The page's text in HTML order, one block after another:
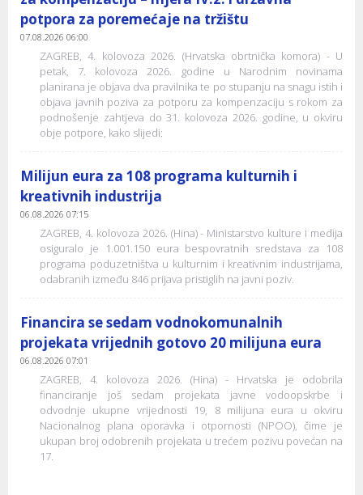
potpora za poremećaje na tržištu
07.08.2026 06:00
ZAGREB, 4. kolovoza 2026. (Hrvatska obrtnička komora) - U
petak, 7. kolovoza 2026. godine u Narodnim novinama
planirana je objava dva pravilnika te po stupanju na snagu istih i
objava javnih poziva za potporu za kompenzaciju s rokom za
podnošenje zahtjeva do 31. kolovoza 2026. godine, u okviru
obje potpore, kako slijedi:
Milijun eura za 108 programa kulturnih i
kreativnih industrija
06.08.2026 07:15
ZAGREB, 4. kolovoza 2026. (Hina) - Ministarstvo kulture i medija
osiguralo je 1.001.150 eura bespovratnih sredstava za 108
programa poduzetništva u kulturnim i kreativnim industrijama,
odabranih između 846 prijava pristiglih na javni poziv.
Financira se sedam vodnokomunalnih
projekata vrijednih gotovo 20 milijuna eura
06.08.2026 07:01
ZAGREB, 4. kolovoza 2026. (Hina) - Hrvatska je odobrila
financiranje još sedam projekata javne vodoopskrbe i
odvodnje ukupne vrijednosti 19, 8 milijuna eura u okviru
Nacionalnog plana oporavka i otpornosti (NPOO), čime je
ukupan broj odobrenih projekata u trećem pozivu povećan na
17.